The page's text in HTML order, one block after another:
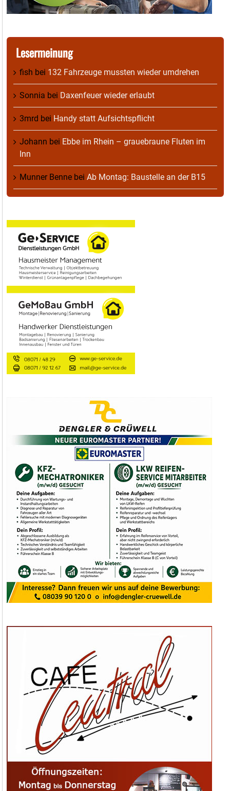
Lesermeinung
fish bei 132 Fahrzeuge mussten wieder umdrehen
Sonnia bei Daxenfeuer wieder erlaubt
3mrd bei Handy statt Aufsichtspflicht
Johann bei Ebbe im Rhein – grauebraune Fluten im
Inn
Munner Benne bei Ab Montag: Baustelle an der B15